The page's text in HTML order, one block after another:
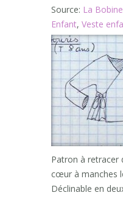
Source: La Bobine
Enfant, Veste
Patron à retracer
cœur à manches
Déclinable en